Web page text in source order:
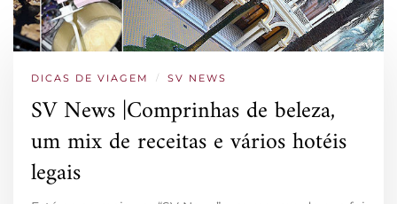
DICAS DE VIAGEM / SV NEWS
SV News |Comprinhas de beleza,
um mix de receitas e vários hotéis
legais